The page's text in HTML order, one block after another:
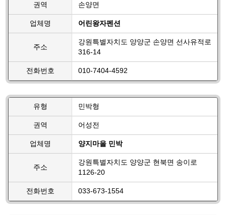
권역 손양면
업체명 어린왕자펜션
주소
강원특별자치도 양양군 손양면 선사유적로
316-14
전화번호 010-7404-4592
유형 민박형
권역 어성전
업체명 양지마을 민박
주소
강원특별자치도 양양군 현북면 송이로
1126-20
전화번호 033-673-1554